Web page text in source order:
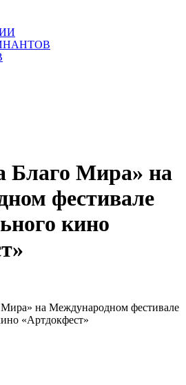
Благо Мира» на
фестивале
кино
на Международном фестивале
«Артдокфест»